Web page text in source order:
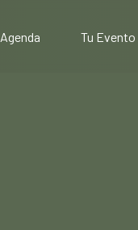
Agenda Tu Evento